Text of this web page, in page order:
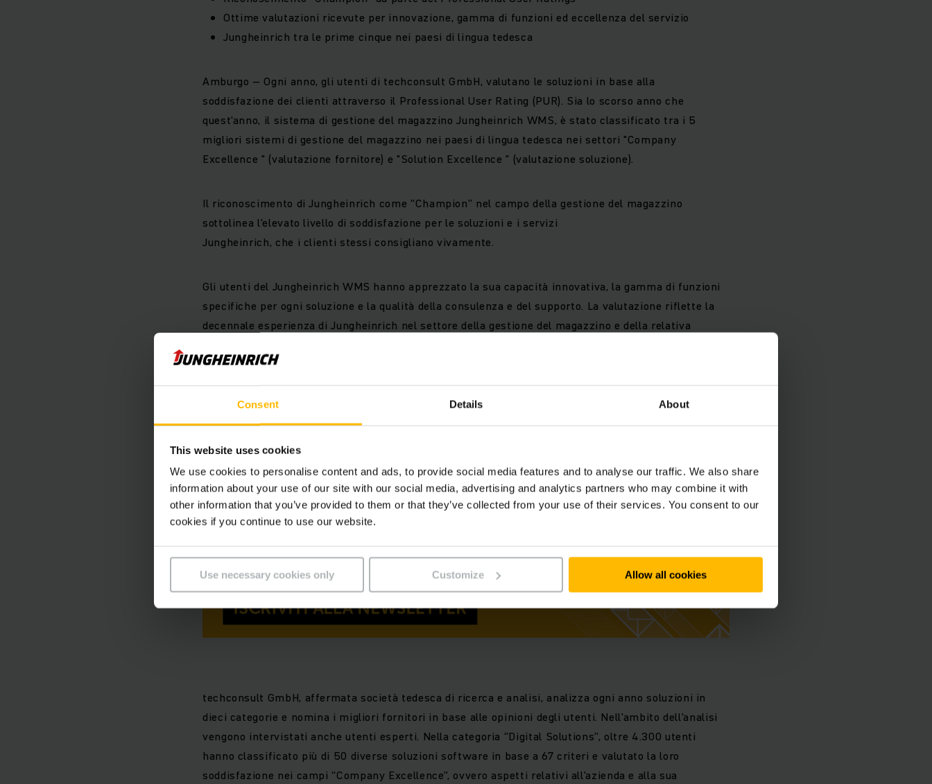
Consent Details About
This website uses cookies
We use cookies to personalise content and ads, to provide social media features and to analyse our traffic. We also share
information about your use of our site with our social media, advertising and analytics partners who may combine it with
other information that you’ve provided to them or that they’ve collected from your use of their services. You consent to our
cookies if you continue to use our website.
Use necessary cookies only Customize Allow all cookies
Ottime valutazioni ricevute per innovazione, gamma di funzioni ed eccellenza del servizio
Jungheinrich tra le prime cinque nei paesi di lingua tedesca
Amburgo – Ogni anno, gli utenti di techconsult GmbH, valutano le soluzioni in base alla
soddisfazione dei clienti attraverso il Professional User Rating (PUR). Sia lo scorso anno che
quest'anno, il sistema di gestione del magazzino Jungheinrich WMS, è stato classificato tra i 5
migliori sistemi di gestione del magazzino nei paesi di lingua tedesca nei settori "Company
Excellence " (valutazione fornitore) e "Solution Excellence " (valutazione soluzione).
Il riconoscimento di Jungheinrich come “Champion” nel campo della gestione del magazzino
sottolinea l'elevato livello di soddisfazione per le soluzioni e i servizi
Jungheinrich, che i clienti stessi consigliano vivamente.
Gli utenti del Jungheinrich WMS hanno apprezzato la sua capacità innovativa, la gamma di funzioni
specifiche per ogni soluzione e la qualità della consulenza e del supporto. La valutazione riflette la
decennale esperienza di Jungheinrich nel settore della gestione del magazzino e della relativa
Jungheinrich WMS con oltre 60 moduli configurabili in modo flessibile e il costante ampliamento
delle funzioni. Degno di nota è anche il riconoscimento che Jungheinrich ha ricevuto quest'anno dai
suoi utenti nella categoria “Service & Support”.
techconsult GmbH, affermata società tedesca di ricerca e analisi, analizza ogni anno soluzioni in
dieci categorie e nomina i migliori fornitori in base alle opinioni degli utenti. Nell'ambito dell'analisi
vengono intervistati anche utenti esperti. Nella categoria “Digital Solutions”, oltre 4.300 utenti
hanno classificato più di 50 diverse soluzioni software in base a 67 criteri e valutato la loro
soddisfazione nei campi “Company Excellence”, ovvero aspetti relativi all'azienda e alla sua